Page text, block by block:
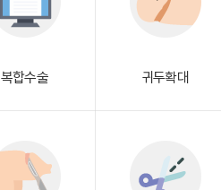
복합수술 귀두확대